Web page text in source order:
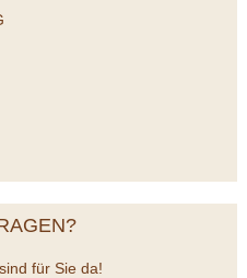
für Sie da!